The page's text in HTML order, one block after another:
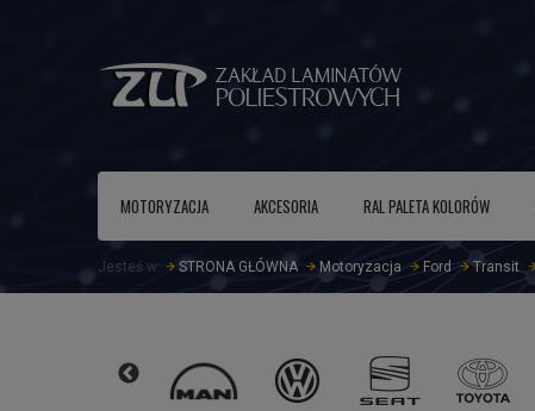
MOTORYZACJA AKCESORIA RAL PALETA KOLORÓW
Jesteś w: STRONA GŁÓWNA Motoryzacja Ford Transit